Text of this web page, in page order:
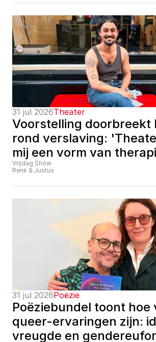
31 jul 2026Theater
Voorstelling doorbreekt
rond verslaving:
mij een vorm van
Vrijdag Show
Renk & Justus
31 jul 2026Poëzie
Poëziebundel toont hoe
queer-ervaringen zijn:
vreugde en